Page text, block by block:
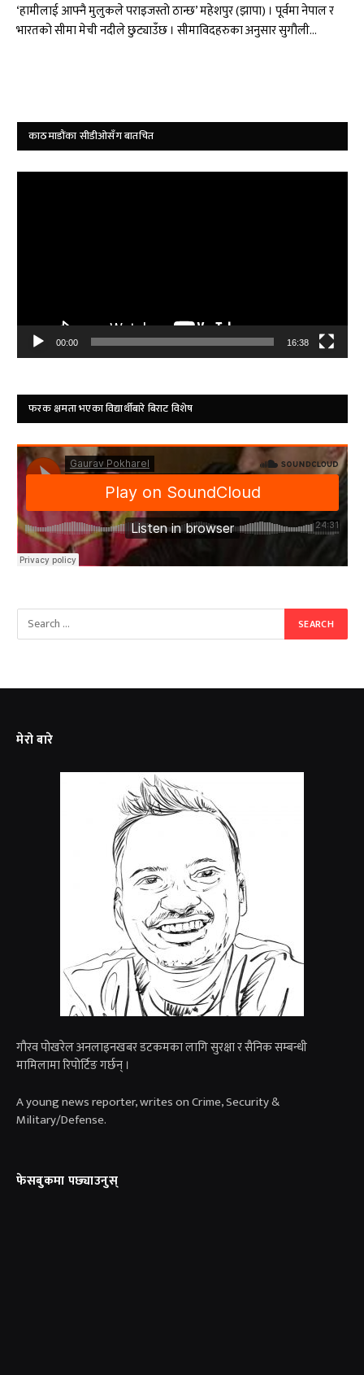
‘हामीलाई आफ्नै मुलुकले पराइजस्तो ठान्छ’ महेशपुर (झापा) । पूर्वमा नेपाल र
भारतको सीमा मेची नदीले छुट्याउँछ । सीमाविदहरुका अनुसार सुगौली…
काठमाडौंका सीडीओसँग बातचित
00:00 16:38
फरक क्षमता भएका विद्यार्थीबारे बिराट विशेष
मेरो बारे
गाैरव पोखरेल अनलाइनखबर डटकमका लागि सुरक्षा र सैनिक सम्बन्धी
मामिलामा रिपोर्टिङ गर्छन् ।
A young news reporter, writes on Crime, Security &
Military/Defense.
फेसबुकमा पछ्याउनुस्